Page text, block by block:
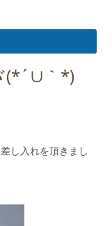
(*´∪｀*)
し入れを頂きまし